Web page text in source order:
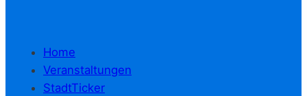
Home
Veranstaltungen
StadtTicker